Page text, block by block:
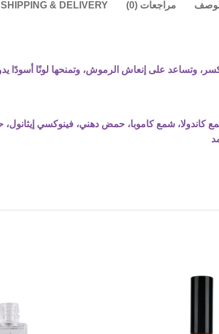
مراجعات (0) SHIPPING & DELIVERY
وتساعد على إنعاش الرموش، وتمنحها لونًا أسودًا
كاندولا، شمع كاموبا، حمض دهني، فينوكسي إيثانول،